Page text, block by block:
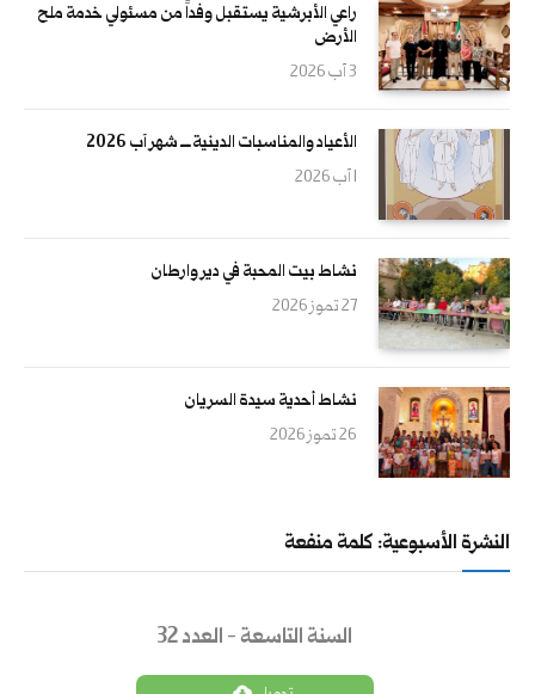
راعي الأبرشية يستقبل وفداً من مسئولي خدمة ملح
الأرض
3 آب 2026
الأعياد والمناسبات الدينية ــــ شهر آب 2026
1 آب 2026
نشاط بيت المحبة في دير وارطان
27 تموز 2026
نشاط أحدية سيدة السريان
26 تموز 2026
النشرة الأسبوعية: كلمة منفعة
السنة التاسعة - العدد 32